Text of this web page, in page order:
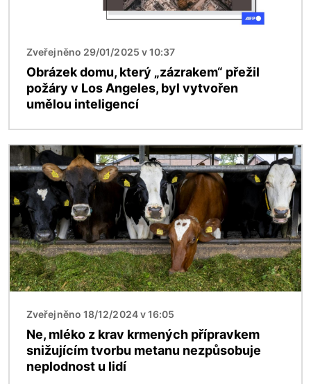
Zveřejněno 29/01/2025 v 10:37
Obrázek domu, který „zázrakem“ přežil
požáry v Los Angeles, byl vytvořen
umělou inteligencí
Obrázek
Zveřejněno 18/12/2024 v 16:05
Ne, mléko z krav krmených přípravkem
snižujícím tvorbu metanu nezpůsobuje
neplodnost u lidí